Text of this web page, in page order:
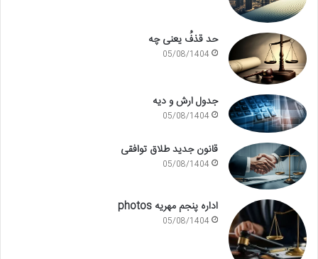
حد قذفُ یعنی چه
05/08/1404
جدول ارش و دیه
05/08/1404
قانون جدید طلاق توافقی
05/08/1404
اداره پنجم مهریه photos
05/08/1404